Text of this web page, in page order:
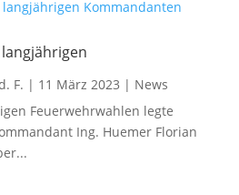
F. | 11 März 2023 | News
Feuerwehrwahlen legte
Ing. Huemer Florian